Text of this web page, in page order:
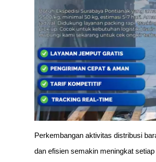
Perkembangan aktivitas distribusi
dan efisien semakin meningkat